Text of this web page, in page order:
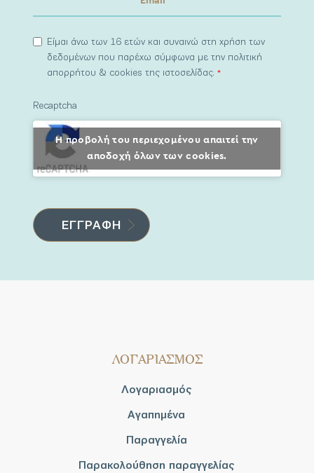
Είμαι άνω των 16 ετών και συναινώ στη χρήση των
δεδομένων που παρέχω σύμφωνα με την πολιτική
απορρήτου & cookies της ιστοσελίδας.*
Recaptcha
Η προβολή του περιεχομένου απαιτεί την
αποδοχή όλων των cookies.
ΛΟΓΑΡΙΑΣΜΟΣ
Λογαριασμός
Αγαπημένα
Παραγγελία
Παρακολούθηση παραγγελίας